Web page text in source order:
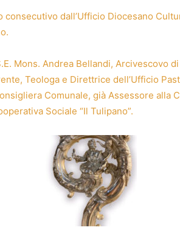
consecutivo dall’Ufficio Diocesano
Mons. Andrea Bellandi, Arcivescovo
Teologa e Direttrice dell’Ufficio
Comunale, già Assessore alla
Sociale “Il Tulipano”.